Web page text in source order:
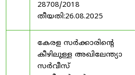
28708/2018
തീയതി:26.08.2025
കേരള സർക്കാരിന്റെ
കീഴിലുള്ള അഖിലേന്ത്യാ
സർവീസ്